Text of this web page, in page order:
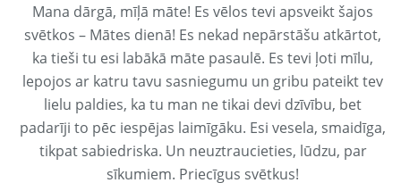
Mana dārgā, mīļā māte! Es vēlos tevi apsveikt šajos
svētkos – Mātes dienā! Es nekad nepārstāšu atkārtot,
ka tieši tu esi labākā māte pasaulē. Es tevi ļoti mīlu,
lepojos ar katru tavu sasniegumu un gribu pateikt tev
lielu paldies, ka tu man ne tikai devi dzīvību, bet
padarīji to pēc iespējas laimīgāku. Esi vesela, smaidīga,
tikpat sabiedriska. Un neuztraucieties, lūdzu, par
sīkumiem. Priecīgus svētkus!